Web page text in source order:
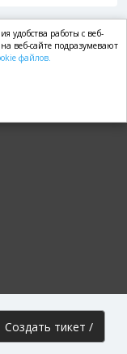
Создать тикет /
удобства работы с веб-
веб-сайте подразумевают
файлов.